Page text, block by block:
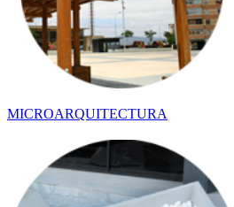
MICROARQUITECTURA